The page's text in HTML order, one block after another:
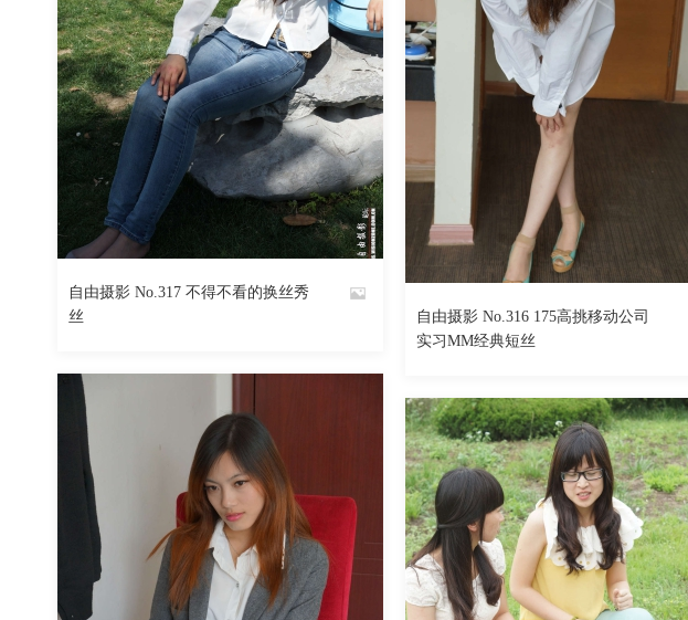
733 阅读 0 回复
By
自由摄影 No.317 不得不看的换丝秀
丝
By
自由摄影 No.316 175高挑移动公司
实习MM经典短丝